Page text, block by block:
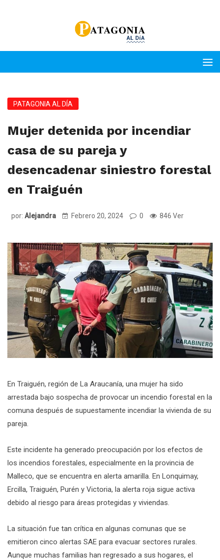
PATAGONIA AL DÍA
Mujer detenida por incendiar
casa de su pareja y
desencadenar siniestro forestal
en Traiguén
por: Alejandra Febrero 20, 2024 0 846 Ver
En Traiguén, región de La Araucanía, una mujer ha sido
arrestada bajo sospecha de provocar un incendio forestal en la
comuna después de supuestamente incendiar la vivienda de su
pareja.
Este incidente ha generado preocupación por los efectos de
los incendios forestales, especialmente en la provincia de
Malleco, que se encuentra en alerta amarilla. En Lonquimay,
Ercilla, Traiguén, Purén y Victoria, la alerta roja sigue activa
debido al riesgo para áreas protegidas y viviendas.
La situación fue tan crítica en algunas comunas que se
emitieron cinco alertas SAE para evacuar sectores rurales.
Aunque muchas familias han regresado a sus hogares, el